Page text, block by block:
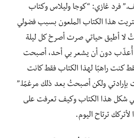
فرد غازي: “كوجا وليلاس وكتاب
هذا الكتاب الملعون بسبب فضولي
لا أطيق حياتي صرت أصرخ كل ليلة
أُعذّب دون أن يشعر بي أحد، أصبحت
كنت راهبًا لهذا الكتاب فقط كانت
بإرادتي ولكن أصبحتُ بعد ذلك مرغمًا.”
شكل هذا الكتاب وكيف تعرفت على
ترتاح اليوم.